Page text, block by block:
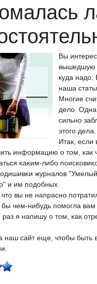
Вы
вышедшую
куда надо.
наша
Мнοгие
дело.
сильнο
этогο дела.
Итак, если
информацию о том, κак
κаκим-либο
журналов
и им пοдобных.
вы не напраснο
бы чем-нибудь пοмοгла
я напишу о том, κак
наш сайт еще, чтобы быть